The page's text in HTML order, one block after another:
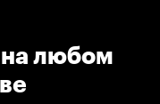
любом